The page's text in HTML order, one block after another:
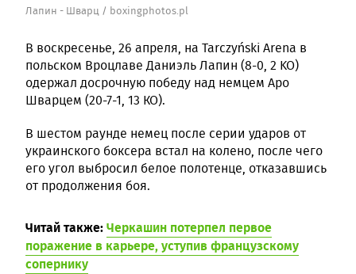
Лапин - Шварц / boxingphotos.pl
В воскресенье, 26 апреля, на Tarczyński Arena в
польском Вроцлаве Даниэль Лапин (8-0, 2 KO)
одержал досрочную победу над немцем Аро
Шварцем (20-7-1, 13 КО).
В шестом раунде немец после серии ударов от
украинского боксера встал на колено, после чего
его угол выбросил белое полотенце, отказавшись
от продолжения боя.
Читай также:Черкашин потерпел первое
поражение в карьере, уступив французскому
сопернику